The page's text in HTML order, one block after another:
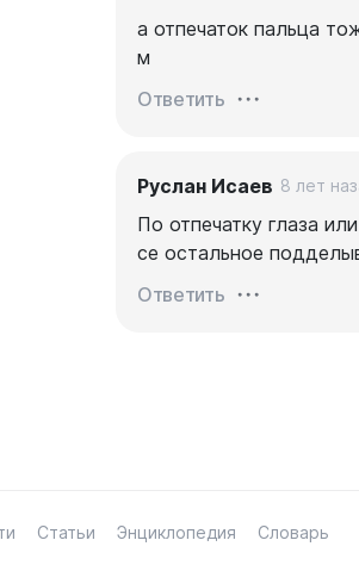
а отпечаток пальца
м
Ответить
Руслан Исаев 8 лет
По отпечатку глаза
се остальное
Ответить
Статьи Энциклопедия
Словарь